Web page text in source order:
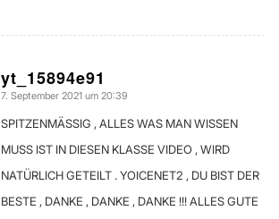
yt_15894e91
sagte:
7. September 2021 um 20:39
SPITZENMÄSSIG , ALLES WAS MAN WISSEN
MUSS IST IN DIESEN KLASSE VIDEO , WIRD
NATÜRLICH GETEILT . YOICENET2 , DU BIST DER
BESTE , DANKE , DANKE , DANKE !!! ALLES GUTE